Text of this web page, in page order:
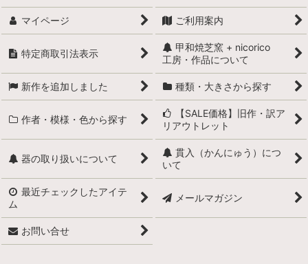
マイページ ご利用案内
特定商取引法表示
甲和焼芝窯 + nicorico
工房・作品について
新作を追加しました 種類・大きさから探す
作者・模様・色から探す
【SALE価格】旧作・訳ア
リアウトレット
器の取り扱いについて
貫入（かんにゅう）につ
いて
最近チェックしたアイテ
ム
メールマガジン
お問い合せ